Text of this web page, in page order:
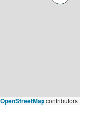
OpenStreetMapcontributors